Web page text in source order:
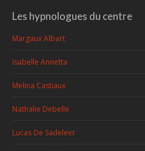
Les hypnologues du centre
Margaux Albart
Isabelle Annetta
Melina Castiaux
Nathalie Debelle
Lucas De Sadeleer